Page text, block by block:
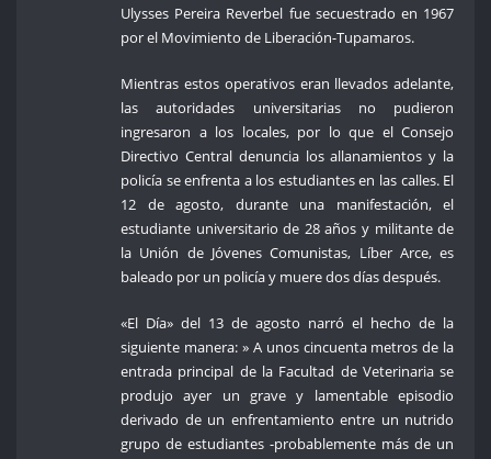
Ulysses Pereira Reverbel fue secuestrado en 1967
por el Movimiento de Liberación-Tupamaros.
Mientras estos operativos eran llevados adelante,
las autoridades universitarias no pudieron
ingresaron a los locales, por lo que el Consejo
Directivo Central denuncia los allanamientos y la
policía se enfrenta a los estudiantes en las calles. El
12 de agosto, durante una manifestación, el
estudiante universitario de 28 años y militante de
la Unión de Jóvenes Comunistas, Líber Arce, es
baleado por un policía y muere dos días después.
«El Día» del 13 de agosto narró el hecho de la
siguiente manera: » A unos cincuenta metros de la
entrada principal de la Facultad de Veterinaria se
produjo ayer un grave y lamentable episodio
derivado de un enfrentamiento entre un nutrido
grupo de estudiantes -probablemente más de un